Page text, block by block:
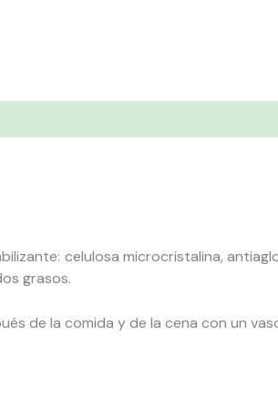
celulosa microcristalina,
grasos.
de la comida y de la cena con un